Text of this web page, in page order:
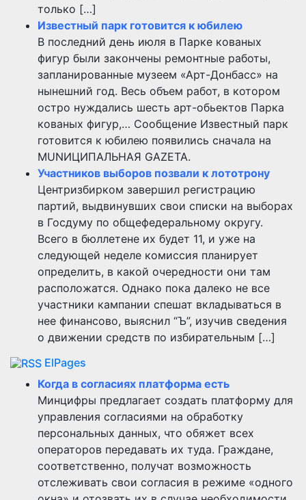
только […]
Известный парк готовится к юбилею
В последний день июля в Парке кованых
фигур были закончены ремонтные работы,
запланированные музеем «Арт-Донбасс» на
нынешний год. Весь объем работ, в котором
остро нуждались шесть арт-обьектов Парка
кованых фигур,… Сообщение Известный парк
готовится к юбилею появились сначала на
MUNИЦИПАЛЬНАЯ GAZЕТА.
Участников выборов позвали к лототрону
Центризбирком завершил регистрацию
партий, выдвинувших свои списки на выборах
в Госдуму по общефедеральному округу.
Всего в бюллетене их будет 11, и уже на
следующей неделе комиссия планирует
определить, в какой очередности они там
расположатся. Однако пока далеко не все
участники кампании спешат вкладываться в
нее финансово, выяснил “Ъ”, изучив сведения
о движении средств по избирательным […]
ElPages
Когда в согласиях платформа есть
Минцифры предлагает создать платформу для
управления согласиями на обработку
персональных данных, что обяжет всех
операторов передавать их туда. Граждане,
соответственно, получат возможность
отслеживать свои согласия в режиме «одного